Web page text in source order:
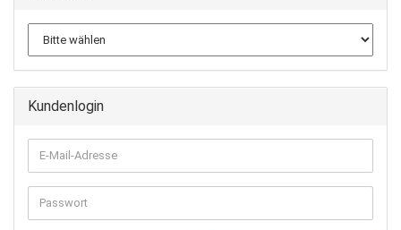
Kundenlogin
E-
Mail-
Adresse
Passwort